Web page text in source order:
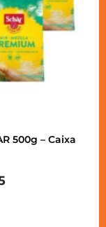
500g – Caixa